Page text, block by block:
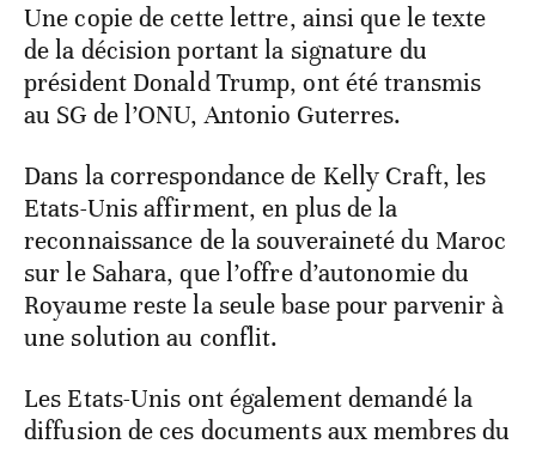
Une copie de cette lettre, ainsi que le texte
de la décision portant la signature du
président Donald Trump, ont été transmis
au SG de l’ONU, Antonio Guterres.
Dans la correspondance de Kelly Craft, les
Etats-Unis affirment, en plus de la
reconnaissance de la souveraineté du Maroc
sur le Sahara, que l’offre d’autonomie du
Royaume reste la seule base pour parvenir à
une solution au conflit.
Les Etats-Unis ont également demandé la
diffusion de ces documents aux membres du